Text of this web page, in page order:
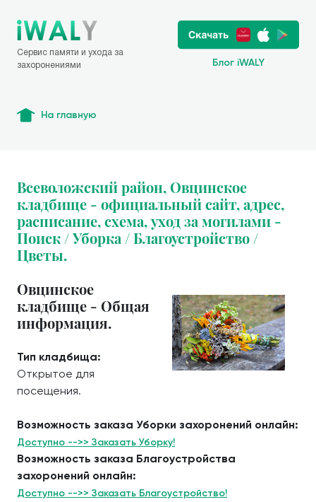
Сервис памяти и ухода за
захоронениями
Блог iWALY
На главную
Всеволожский район, Овцинское
кладбище - официальный сайт, адрес,
расписание, схема, уход за могилами -
Поиск / Уборка / Благоустройство /
Цветы.
Овцинское
кладбище - Общая
информация.
Тип кладбища:
Открытое для
посещения.
Возможность заказа Уборки захоронений онлайн:
Доступно -->> Заказать Уборку!
Возможность заказа Благоустройства
захоронений онлайн:
Доступно -->> Заказать Благоустройство!